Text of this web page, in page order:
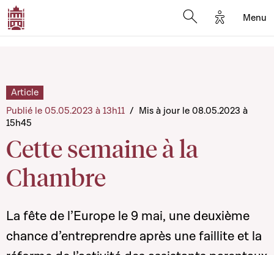
Options
Menu
Cette semaine à la
Chambre
Article
Publié le 05.05.2023 à 13h11 / Mis à jour le 08.05.2023 à
15h45
La fête de l’Europe le 9 mai, une deuxième
chance d’entreprendre après une faillite et la